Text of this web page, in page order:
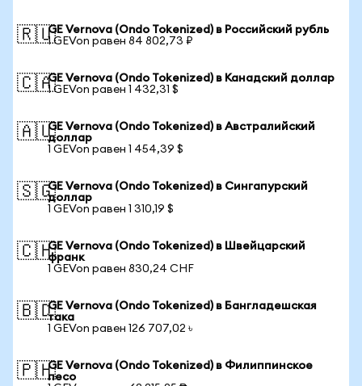
🇷🇺GE Vernova (Ondo Tokenized) в Российский рубль
1 GEVon равен 84 802,73 ₽
🇨🇦GE Vernova (Ondo Tokenized) в Канадский доллар
1 GEVon равен 1 432,31 $
🇦🇺GE Vernova (Ondo Tokenized) в Австралийский
доллар
1 GEVon равен 1 454,39 $
🇸🇬GE Vernova (Ondo Tokenized) в Сингапурский
доллар
1 GEVon равен 1 310,19 $
🇨🇭GE Vernova (Ondo Tokenized) в Швейцарский
франк
1 GEVon равен 830,24 CHF
🇧🇩GE Vernova (Ondo Tokenized) в Бангладешская
така
1 GEVon равен 126 707,02 ৳
🇵🇭GE Vernova (Ondo Tokenized) в Филиппинское
песо